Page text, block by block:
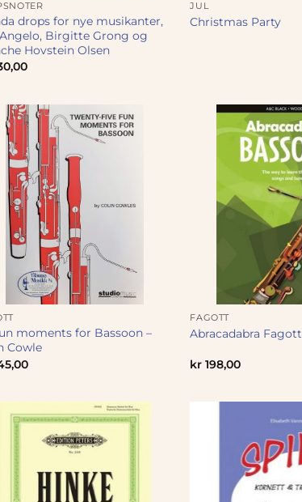
drops for nye musikanter,
Birgitte Grong og
Hovstein Olsen
JUL
Christmas Party
moments for Bassoon –
Cowle
FAGOTT
Abracadabra Fagott
kr 198,00